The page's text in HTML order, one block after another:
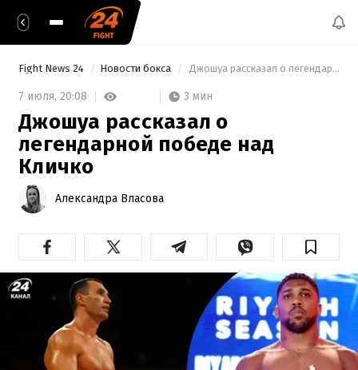
Fight News 24 Новости бокса Джошуа рассказал о легендарной победе над Кличко
7 июля, 20:08 3 мин
Джошуа рассказал о
легендарной победе над
Кличко
Александра Власова